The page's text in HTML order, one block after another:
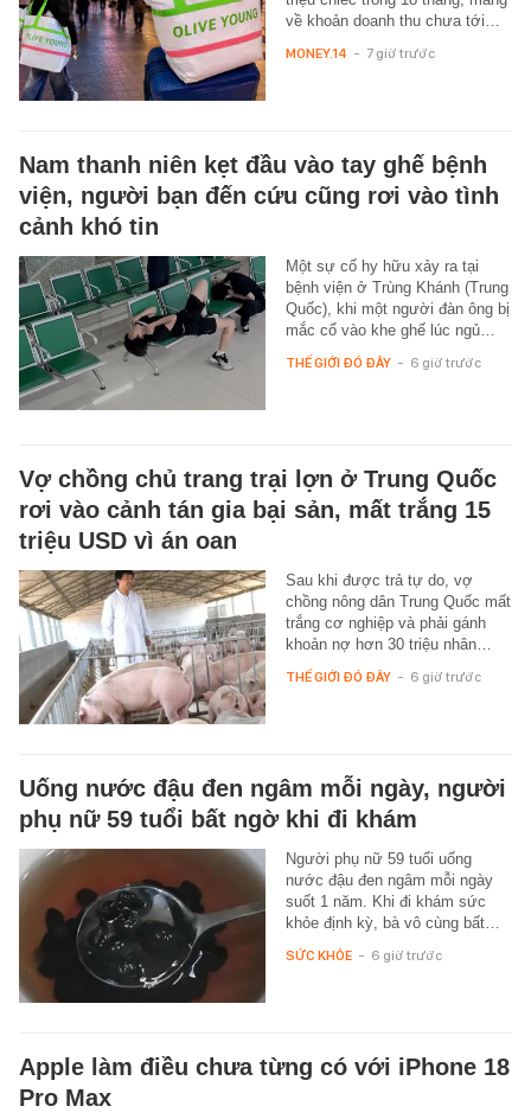
về khoản doanh thu chưa tới…
MONEY.14 - 7 giờ trước
Nam thanh niên kẹt đầu vào tay ghế bệnh
viện, người bạn đến cứu cũng rơi vào tình
cảnh khó tin
Một sự cố hy hữu xảy ra tại
bệnh viện ở Trùng Khánh (Trung
Quốc), khi một người đàn ông bị
mắc cổ vào khe ghế lúc ngủ…
THẾ GIỚI ĐÓ ĐÂY - 6 giờ trước
Vợ chồng chủ trang trại lợn ở Trung Quốc
rơi vào cảnh tán gia bại sản, mất trắng 15
triệu USD vì án oan
Sau khi được trả tự do, vợ
chồng nông dân Trung Quốc mất
trắng cơ nghiệp và phải gánh
khoản nợ hơn 30 triệu nhân…
THẾ GIỚI ĐÓ ĐÂY - 6 giờ trước
Uống nước đậu đen ngâm mỗi ngày, người
phụ nữ 59 tuổi bất ngờ khi đi khám
Người phụ nữ 59 tuổi uống
nước đậu đen ngâm mỗi ngày
suốt 1 năm. Khi đi khám sức
khỏe định kỳ, bà vô cùng bất…
SỨC KHỎE - 6 giờ trước
Apple làm điều chưa từng có với iPhone 18
Pro Max